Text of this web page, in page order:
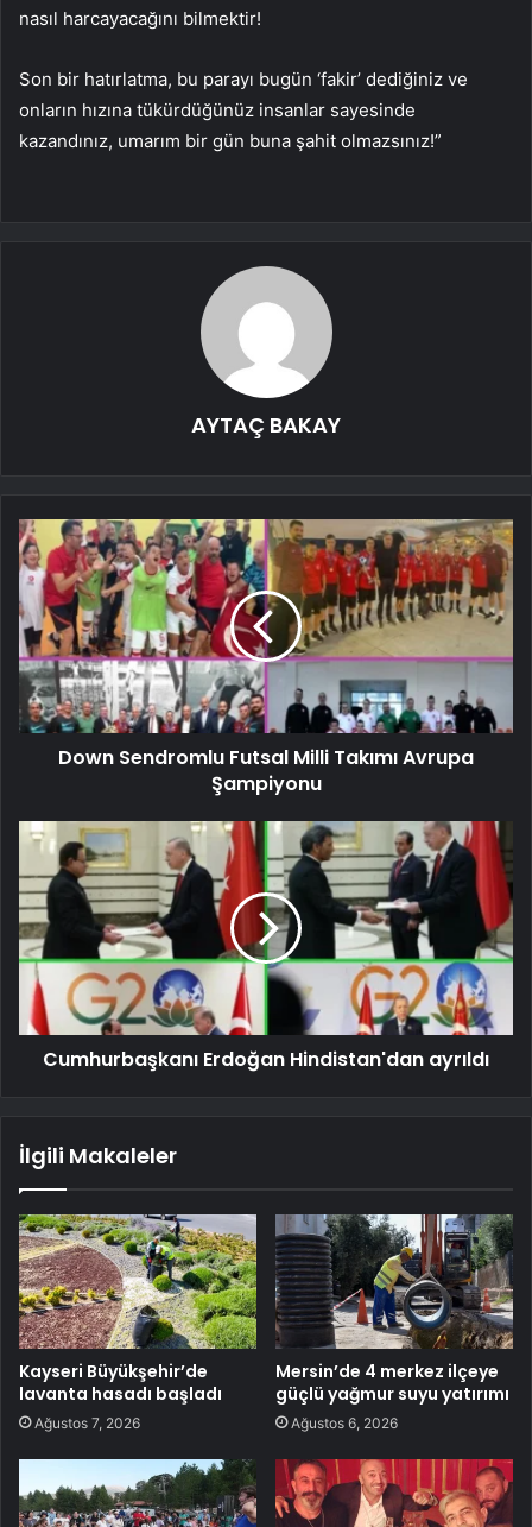
nasıl harcayacağını bilmektir!
Son bir hatırlatma, bu parayı bugün ‘fakir’ dediğiniz ve
onların hızına tükürdüğünüz insanlar sayesinde
kazandınız, umarım bir gün buna şahit olmazsınız!”
AYTAÇ BAKAY
Down Sendromlu Futsal Milli Takımı Avrupa
Şampiyonu
Cumhurbaşkanı Erdoğan Hindistan'dan ayrıldı
İlgili Makaleler
Kayseri Büyükşehir’de
lavanta hasadı başladı
Ağustos 7, 2026
Mersin’de 4 merkez ilçeye
güçlü yağmur suyu yatırımı
Ağustos 6, 2026